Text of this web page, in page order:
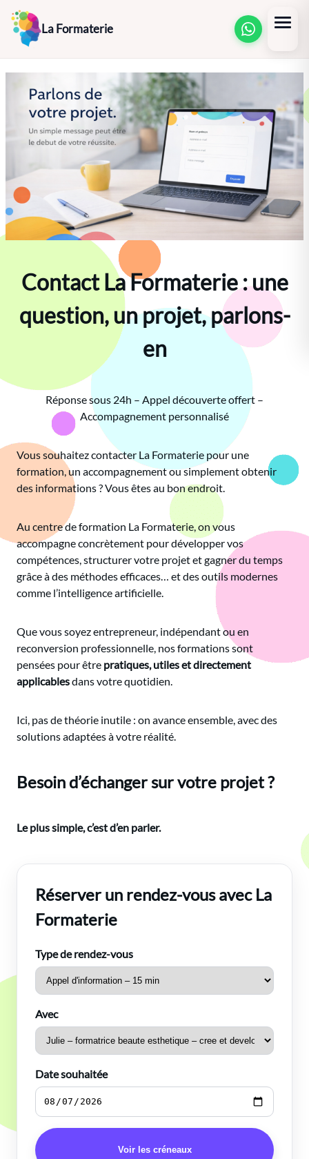
Aller
au
contenu
La Formaterie
Contact La Formaterie : une
question, un projet, parlons-
en
Réponse sous 24h – Appel découverte offert –
Accompagnement personnalisé
Vous souhaitez contacter La Formaterie pour une
formation, un accompagnement ou simplement obtenir
des informations ? Vous êtes au bon endroit.
Au centre de formation La Formaterie, on vous
accompagne concrètement pour développer vos
compétences, structurer votre projet et gagner du temps
grâce à des méthodes efficaces… et des outils modernes
comme l’intelligence artificielle.
Que vous soyez entrepreneur, indépendant ou en
reconversion professionnelle, nos formations sont
pensées pour être pratiques, utiles et directement
applicablesdans votre quotidien.
Ici, pas de théorie inutile : on avance ensemble, avec des
solutions adaptées à votre réalité.
Besoin d’échanger sur votre projet ?
Le plus simple, c’est d’en parler.
Réserver un rendez-vous avec La
Formaterie
Type de rendez-vous
Avec
Date souhaitée
Voir les créneaux